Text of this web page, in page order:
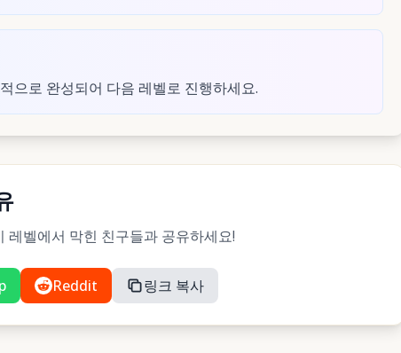
으로 완성되어 다음 레벨로 진행하세요.
벨에서 막힌 친구들과 공유하세요!
Reddit 링크 복사